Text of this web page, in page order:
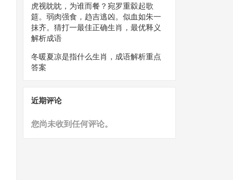
虎视眈眈，为谁而餐？宛罗重縠起歌
筵。弱肉强食，趋吉逃凶。似血如朱一
抹齐。猜打一最佳正确生肖，最优释义
解析成语
冬暖夏凉是指什么生肖，成语解析重点
答案
近期评论
您尚未收到任何评论。